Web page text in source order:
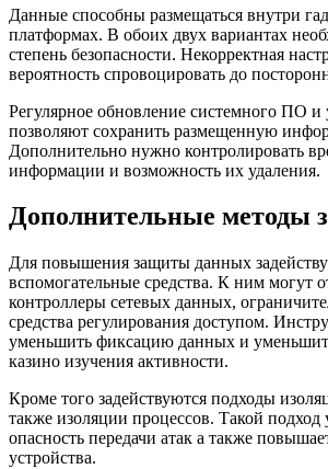
Данные способны размещаться внутри
платформах. В обоих двух вариантах
степень безопасности. Некорректная
вероятность спровоцировать до
Регулярное обновление системного ПО и
позволяют сохранить размещенную
Дополнительно нужно контролировать
информации и возможность их удаления.
Дополнительные методы
Для повышения защиты данных
вспомогательные средства. К ним могут
контроллеры сетевых данных,
средства регулирования доступом.
уменьшить фиксацию данных и
казино изучения активности.
Кроме того задействуются подходы
также изоляции процессов. Такой подход
опасность передачи атак а также
устройства.